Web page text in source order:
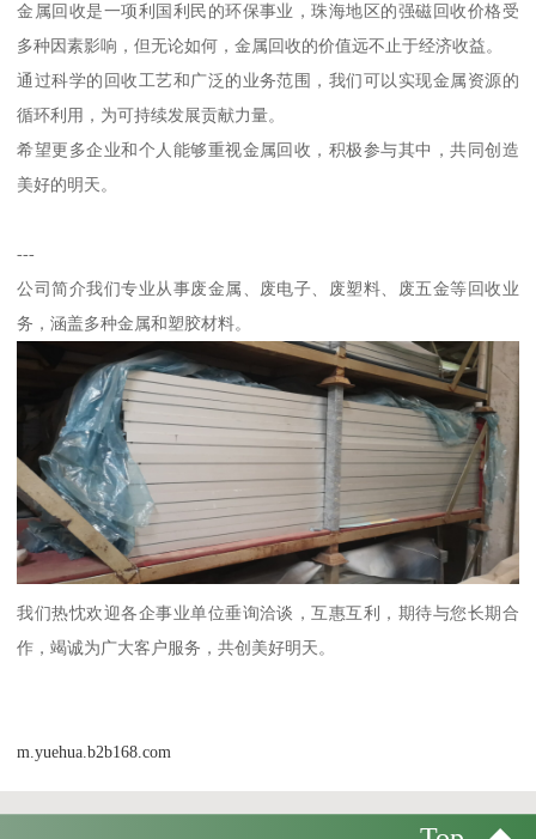
金属回收是一项利国利民的环保事业，珠海地区的强磁回收价格受
多种因素影响，但无论如何，金属回收的价值远不止于经济收益。
通过科学的回收工艺和广泛的业务范围，我们可以实现金属资源的
循环利用，为可持续发展贡献力量。
希望更多企业和个人能够重视金属回收，积极参与其中，共同创造
美好的明天。
---
公司简介我们专业从事废金属、废电子、废塑料、废五金等回收业
务，涵盖多种金属和塑胶材料。
我们热忱欢迎各企事业单位垂询洽谈，互惠互利，期待与您长期合
作，竭诚为广大客户服务，共创美好明天。
m.yuehua.b2b168.com